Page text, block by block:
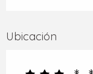
Ubicación